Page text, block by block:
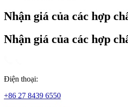
Nhận giá của các hợp
Nhận giá của các hợp
Điện thoại:
+86 27 8439 6550